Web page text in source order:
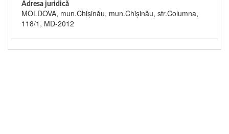
Adresa juridică
MOLDOVA, mun.Chişinău, mun.Chişinău, str.Columna,
118/1, MD-2012